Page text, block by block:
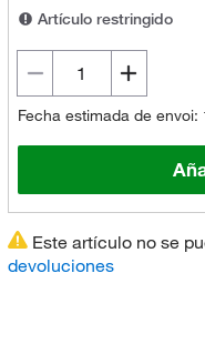
Artículo restringido
Fecha estimada de envoi:
Este artículo no se
devoluciones